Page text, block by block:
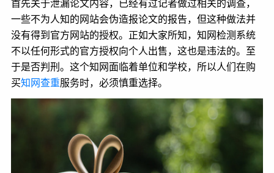
首先关于泄漏论文内容，已经有过记者做过相关的调查，
一些不为人知的网站会伪造报论文的报告，但这种做法并
没有得到官方网站的授权。正如大家所知，知网检测系统
不以任何形式的官方授权向个人出售，这也是违法的。至
于是否判刑。这个知网面临着单位和学校，所以人们在购
买知网查重服务时，必须慎重选择。